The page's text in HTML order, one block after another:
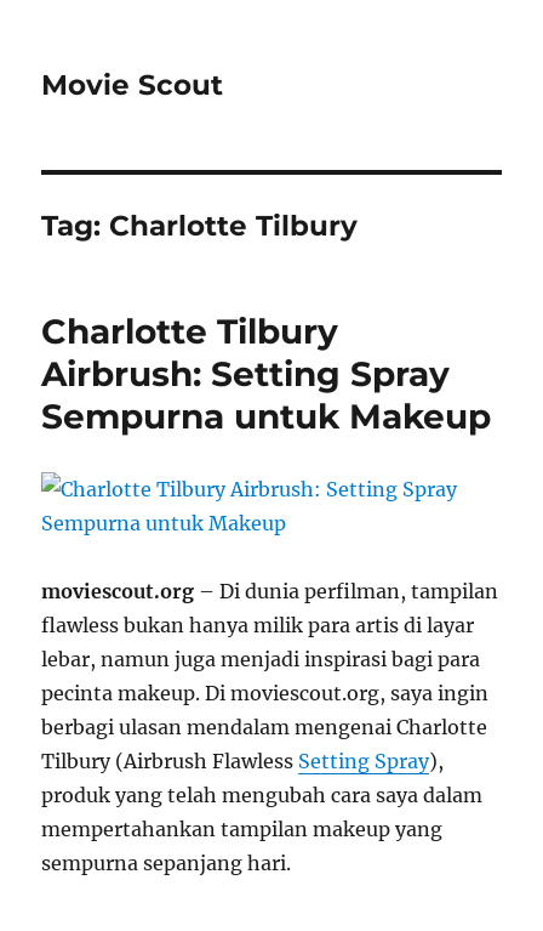
Movie Scout
Tag: Charlotte Tilbury
Charlotte Tilbury
Airbrush: Setting Spray
Sempurna untuk Makeup
moviescout.org – Di dunia perfilman, tampilan
flawless bukan hanya milik para artis di layar
lebar, namun juga menjadi inspirasi bagi para
pecinta makeup. Di moviescout.org, saya ingin
berbagi ulasan mendalam mengenai Charlotte
Tilbury (Airbrush Flawless Setting Spray),
produk yang telah mengubah cara saya dalam
mempertahankan tampilan makeup yang
sempurna sepanjang hari.